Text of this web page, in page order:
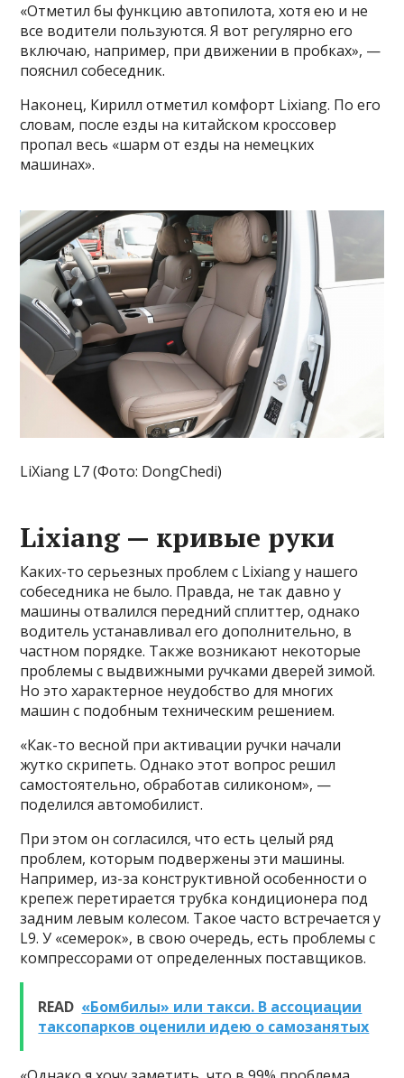
«Отметил бы функцию автопилота, хотя ею и не
все водители пользуются. Я вот регулярно его
включаю, например, при движении в пробках», —
пояснил собеседник.
Наконец, Кирилл отметил комфорт Lixiang. По его
словам, после езды на китайском кроссовер
пропал весь «шарм от езды на немецких
машинах».
LiXiang L7 (Фото: DongChedi)
Lixiang — кривые руки
Каких-то серьезных проблем с Lixiang у нашего
собеседника не было. Правда, не так давно у
машины отвалился передний сплиттер, однако
водитель устанавливал его дополнительно, в
частном порядке. Также возникают некоторые
проблемы с выдвижными ручками дверей зимой.
Но это характерное неудобство для многих
машин с подобным техническим решением.
«Как-то весной при активации ручки начали
жутко скрипеть. Однако этот вопрос решил
самостоятельно, обработав силиконом», —
поделился автомобилист.
При этом он согласился, что есть целый ряд
проблем, которым подвержены эти машины.
Например, из-за конструктивной особенности о
крепеж перетирается трубка кондиционера под
задним левым колесом. Такое часто встречается у
L9. У «семерок», в свою очередь, есть проблемы с
компрессорами от определенных поставщиков.
READ «Бомбилы» или такси. В ассоциации
таксопарков оценили идею о самозанятых